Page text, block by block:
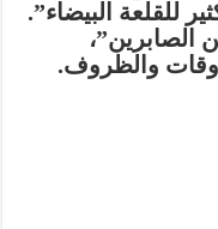
للقلعة البيضاء”.
الصابرين”،
والظروف.